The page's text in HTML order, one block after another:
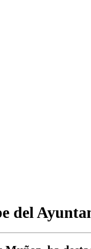
del